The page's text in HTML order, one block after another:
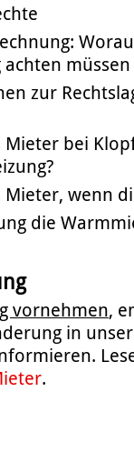
müssen
zur
Mieter bei
Mieter, wenn
die
vornehmen,
in
.